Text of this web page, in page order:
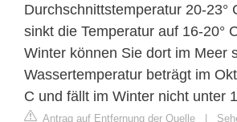
Durchschnittstemperatur 20-23°
sinkt die Temperatur auf 16-20°
Winter können Sie dort im Meer
Wassertemperatur beträgt im
C und fällt im Winter nicht unter
Antrag auf Entfernung der Quelle |